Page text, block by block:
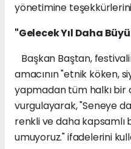
yönetimine
"Gelecek Yıl Daha
Başkan Baştan,
amacının "etnik köken,
yapmadan tüm halkı
vurgulayarak, "Seneye
renkli ve daha kapsamlı
umuyoruz." ifadelerini